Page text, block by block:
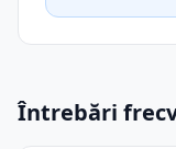
Întrebări